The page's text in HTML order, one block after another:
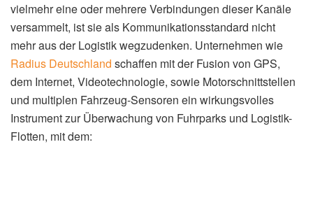
vielmehr eine oder mehrere Verbindungen dieser Kanäle
versammelt, ist sie als Kommunikationsstandard nicht
mehr aus der Logistik wegzudenken. Unternehmen wie
Radius Deutschland schaffen mit der Fusion von GPS,
dem Internet, Videotechnologie, sowie Motorschnittstellen
und multiplen Fahrzeug-Sensoren ein wirkungsvolles
Instrument zur Überwachung von Fuhrparks und Logistik-
Flotten, mit dem: